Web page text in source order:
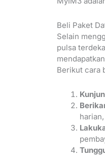
Beli Paket
Selain
pulsa
Berikut cara